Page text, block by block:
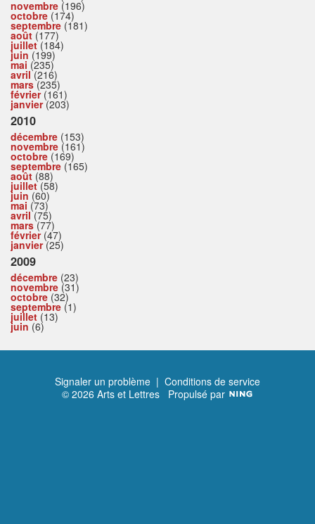
novembre (196)
octobre (174)
septembre (181)
août (177)
juillet(184)
juin (199)
mai (235)
avril(216)
mars(235)
février(161)
janvier(203)
2010
décembre (153)
novembre (161)
octobre (169)
septembre (165)
août (88)
juillet(58)
juin (60)
mai (73)
avril(75)
mars(77)
février(47)
janvier(25)
2009
décembre (23)
novembre (31)
octobre (32)
septembre (1)
juillet (13)
juin (6)
Signaler un problème | Conditions de service
© 2026 Arts et Lettres Propulsé par